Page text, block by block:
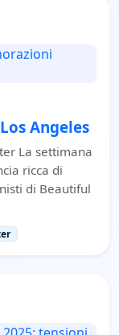
Angeles
La settimana
ricca di
di Beautiful